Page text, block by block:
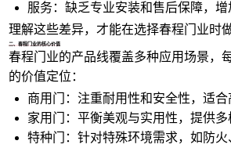
服务：缺乏专业安装和售后保障，
理解这些差异，才能在选择春程门业时
二、春程门业的核心价值
春程门业的产品线覆盖多种应用场景，
的价值定位：
商用门：注重耐用性和安全性，适
家用门：平衡美观与实用性，提供
特种门：针对特殊环境需求，如防